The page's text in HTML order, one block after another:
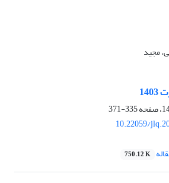
مجید
335-371
10.22059/
750.12 K